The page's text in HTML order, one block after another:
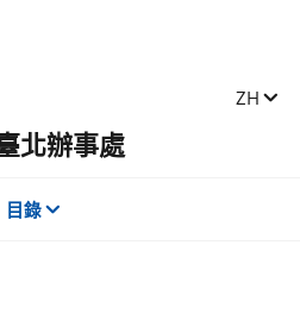
Zmień
ZH
北辦事處
目錄